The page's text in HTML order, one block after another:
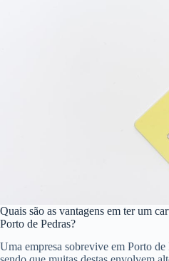
Quais são as vantagens em ter um
Porto de Pedras?
Uma empresa sobrevive em Porto